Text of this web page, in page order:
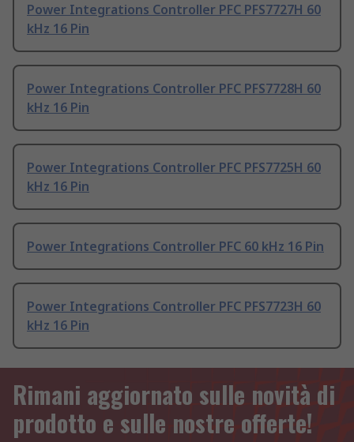
Power Integrations Controller PFC PFS7727H 60
kHz 16 Pin
Power Integrations Controller PFC PFS7728H 60
kHz 16 Pin
Power Integrations Controller PFC PFS7725H 60
kHz 16 Pin
Power Integrations Controller PFC 60 kHz 16 Pin
Power Integrations Controller PFC PFS7723H 60
kHz 16 Pin
Rimani aggiornato sulle novità di
prodotto e sulle nostre offerte!